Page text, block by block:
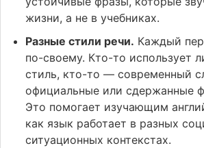
жизни, а не в учебниках.
Разные стили речи. Каждый
по-своему. Кто-то использует
стиль, кто-то — современный
официальные или сдержанные
Это помогает изучающим
как язык работает в разных
ситуационных контекстах.